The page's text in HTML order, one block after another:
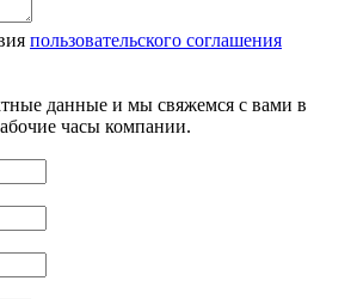
пользовательского соглашения
данные и мы свяжемся с вами в
часы компании.